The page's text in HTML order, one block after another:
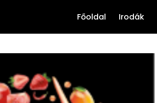
Főoldal Irodák